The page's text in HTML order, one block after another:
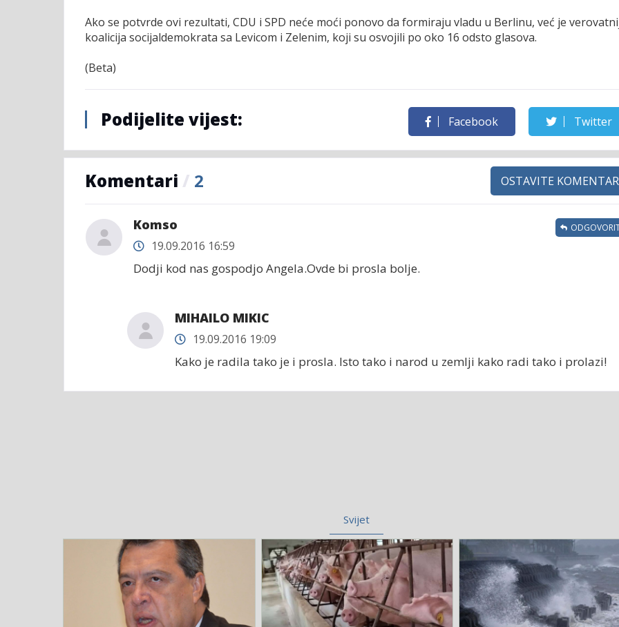
Ako se potvrde ovi rezultati, CDU i SPD neće moći ponovo da formiraju vladu u Berlinu, već je
koalicija socijaldemokrata sa Levicom i Zelenim, koji su osvojili po oko 16 odsto glasova.
(Beta)
Podijelite vijest: Facebook Twitter
Komentari / 2 OSTAVITE KOMENTAR
Komso
19.09.2016 16:59
Dodji kod nas gospodjo Angela.Ovde bi prosla bolje.
MIHAILO MIKIC
19.09.2016 19:09
Kako je radila tako je i prosla. Isto tako i narod u zemlji kako radi tako i prolazi!
Svijet